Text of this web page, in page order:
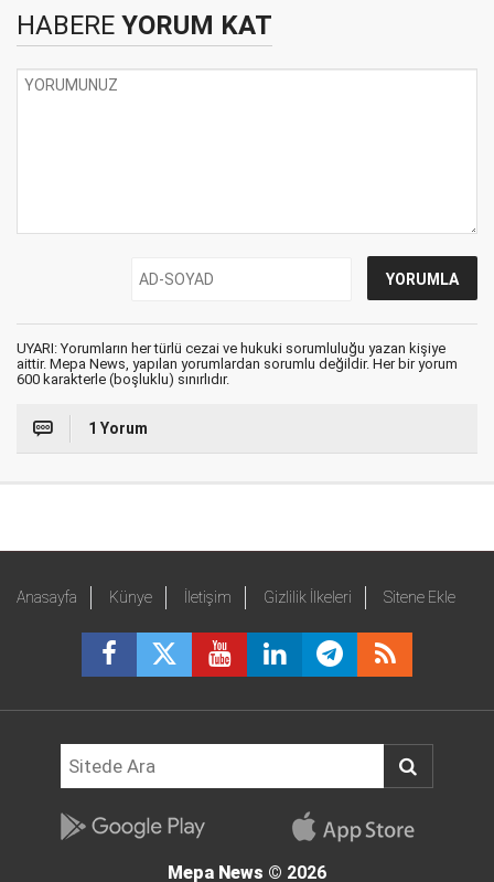
HABERE YORUM KAT
UYARI: Yorumların her türlü cezai ve hukuki sorumluluğu yazan kişiye
aittir. Mepa News, yapılan yorumlardan sorumlu değildir. Her bir yorum
600 karakterle (boşluklu) sınırlıdır.
1 Yorum
Anasayfa Künye İletişim Gizlilik İlkeleri Sitene Ekle
Mepa News © 2026